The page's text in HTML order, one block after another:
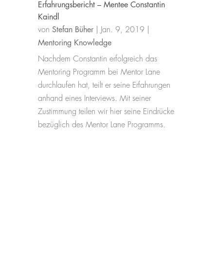
Erfahrungsbericht – Mentee Constantin
Kaindl
vonStefan Büher Jan. 9, 2019
Mentoring Knowledge
Nachdem Constantin erfolgreich das
Mentoring Programm bei Mentor Lane
durchlaufen hat, teilt er seine Erfahrungen
anhand eines Interviews. Mit seiner
Zustimmung teilen wir hier seine Eindrücke
bezüglich des Mentor Lane Programms.